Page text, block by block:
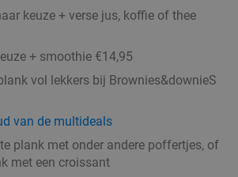
keuze + verse jus, koffie of thee
+ smoothie €14,95
vol lekkers bij Brownies&downieS
van de multideals
plank met onder andere poffertjes, of
met een croissant